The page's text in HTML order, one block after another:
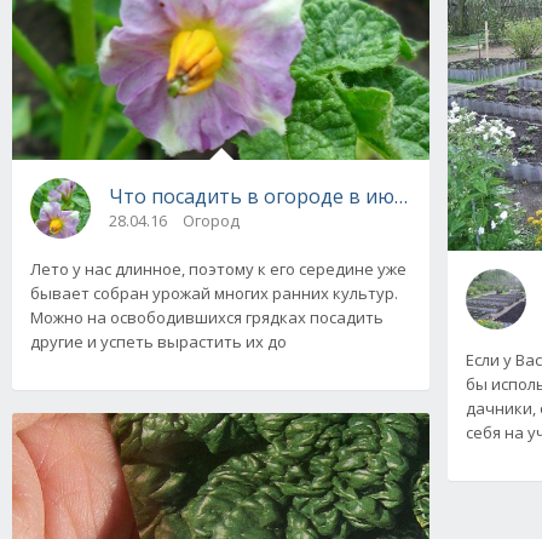
Что посадить в огороде в июле: овощи и
28.04.16 Огород
Лето у нас длинное, поэтому к его середине уже
бывает собран урожай многих ранних культур.
Можно на освободившихся грядках посадить
другие и успеть вырастить их до
Если у
бы
себя на